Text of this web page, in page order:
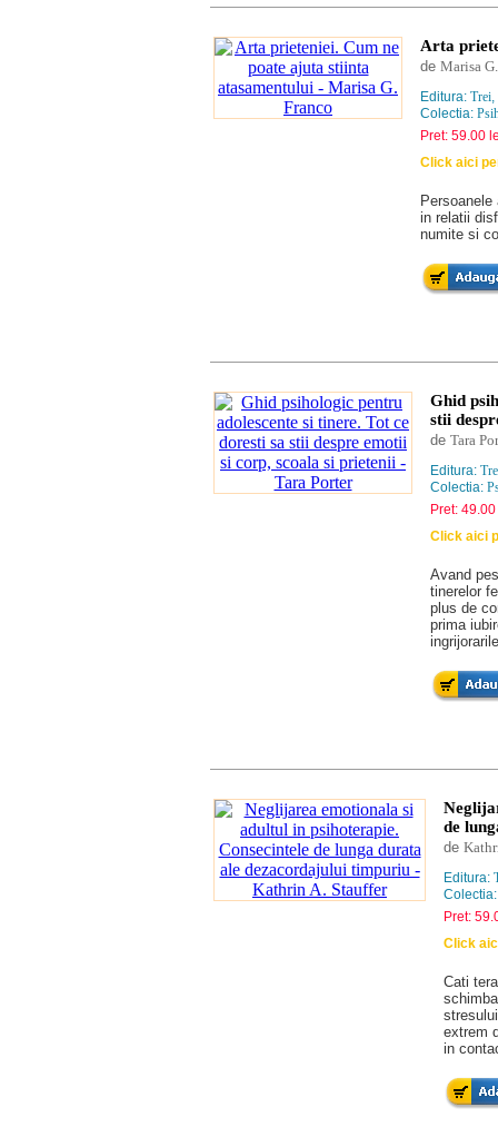
Arta
de Marisa
Editura: Trei
Colectia:
Pret: 59.00
Click aici
in relatii
numite si
Ghid
stii
de Tara
Editura:
Colectia:
Pret:
Click aici
Avand
tinerelor
plus de
prima
de
de
Editura:
Pret:
Click
Cati
extrem
in